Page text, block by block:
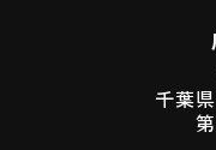
千葉